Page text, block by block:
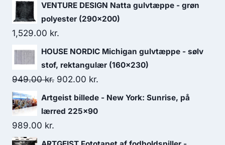
VENTURE DESIGN Natta gulvtæppe - grøn
polyester (290x200)
1,529.00 kr.
HOUSE NORDIC Michigan gulvtæppe - sølv
stof, rektangulær (160x230)
949.00kr. 902.00 kr.
Artgeist billede - New York: Sunrise, på
lærred 225x90
989.00 kr.